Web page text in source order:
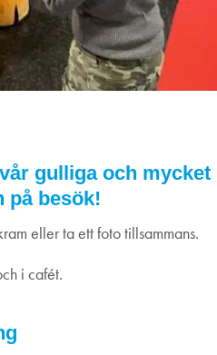
gulliga och mycket
på besök!
eller ta ett foto tillsammans.
i cafét.